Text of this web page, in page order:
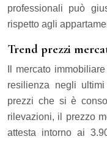
professionali può
rispetto agli
Trend prezzi
Il mercato
resilienza negli
prezzi che si è
rilevazioni, il prezzo
attesta intorno ai